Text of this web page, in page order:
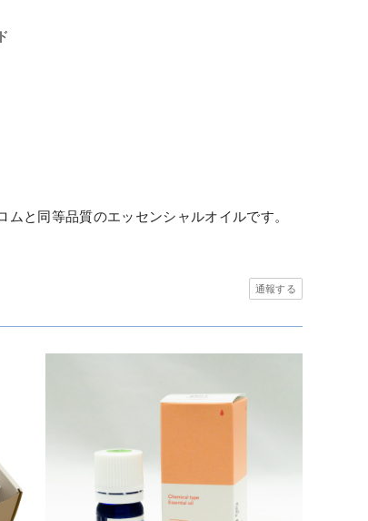
と同等品質のエッセンシャルオイルです。
通報する